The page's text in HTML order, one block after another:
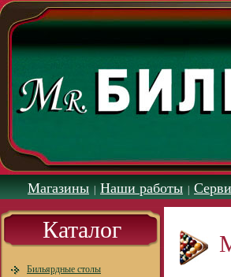
Магазины Наши работы
Каталог
Бильярдные столы